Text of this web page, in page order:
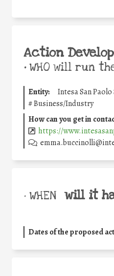
Action
•WHO will run
Entity:
Intesa San Paolo
#Business/Industry
How can you get in
https://
• WHEN will it
Dates of the proposed